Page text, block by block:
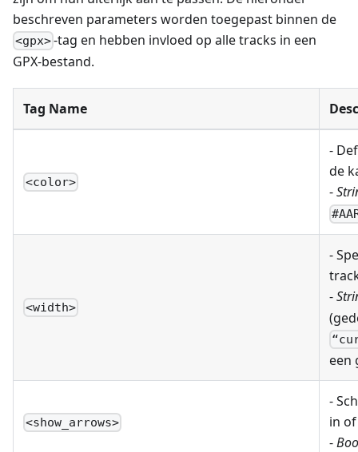
beschreven parameters worden toegepast binnen de
<gpx>-tag en hebben invloed op alle tracks in een
GPX-bestand.
Tag Name
<color>
-
de
-
<width>
-
-
een
<show_arrows>
-
in
-